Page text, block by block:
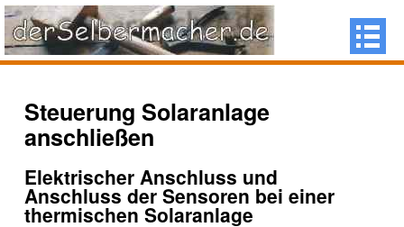
Steuerung Solaranlage
anschließen
Elektrischer Anschluss und
Anschluss der Sensoren bei einer
thermischen Solaranlage